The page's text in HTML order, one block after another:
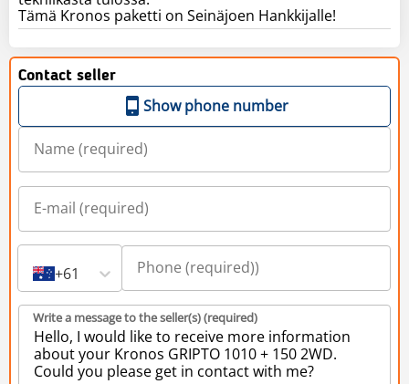
Tämä Kronos paketti on Seinäjoen Hankkijalle!
Contact seller
Show phone number
+61
Write a message to the seller(s) (required)